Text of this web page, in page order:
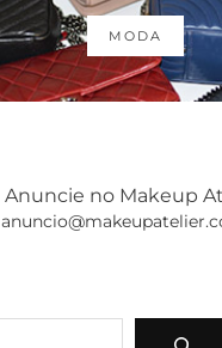
MODA
Anuncie no Makeup